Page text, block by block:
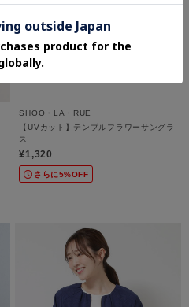
SHOO・LA・RUE
【UVカット】テンプルフラワーサングラ
ス
¥1,320
さらに5%OFF